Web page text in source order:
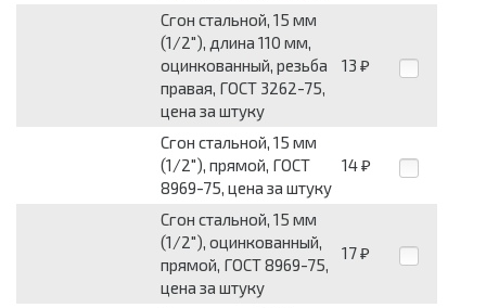
Сгон стальной, 15 мм
(1/2"), длина 110 мм,
оцинкованный, резьба
правая, ГОСТ 3262-75,
цена за штуку
13 ₽
Сгон стальной, 15 мм
(1/2"), прямой, ГОСТ
8969-75, цена за штуку
14 ₽
Сгон стальной, 15 мм
(1/2"), оцинкованный,
прямой, ГОСТ 8969-75,
цена за штуку
17 ₽